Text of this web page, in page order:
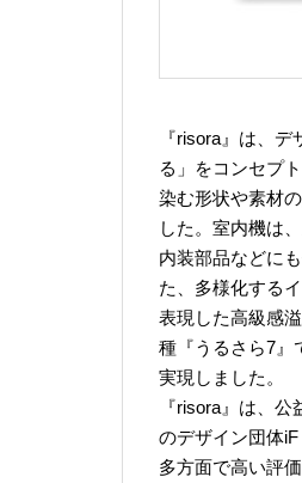
『risora』は、
る」をコンセプ
染む形状や素材
した。室内機は
内装部品などに
た、多様化する
表現した高級感
種『うるさら7』
実現しました。
『risora』は、
のデザイン団体
多方面で高い評